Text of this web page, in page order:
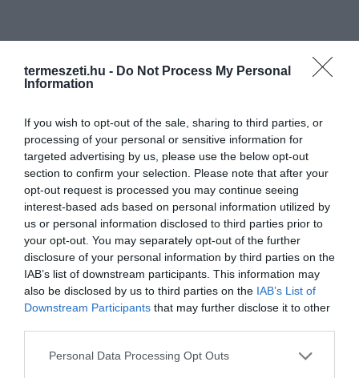
termeszeti.hu - Do Not Process My Personal
Information
If you wish to opt-out of the sale, sharing to third parties, or
processing of your personal or sensitive information for
targeted advertising by us, please use the below opt-out
section to confirm your selection. Please note that after your
opt-out request is processed you may continue seeing
interest-based ads based on personal information utilized by
us or personal information disclosed to third parties prior to
your opt-out. You may separately opt-out of the further
disclosure of your personal information by third parties on the
IAB’s list of downstream participants. This information may
also be disclosed by us to third parties on the IAB’s List of
Downstream Participants that may further disclose it to other
Please note that this website/app uses one or more Google
Personal Data Processing Opt Outs
ELŐZŐ CIKK
4 HIHETETLEN PÉLDAKÉP, AKIK MEGMUTATTÁK A VILÁGNAK,
HOGY SOHA NE ADJUK FEL
KÖVETKEZŐ CIKK
ELKÉPESZTŐ UTÓNEVEK, AMELYEK EGYBEN ÉTELEK NEVEI!